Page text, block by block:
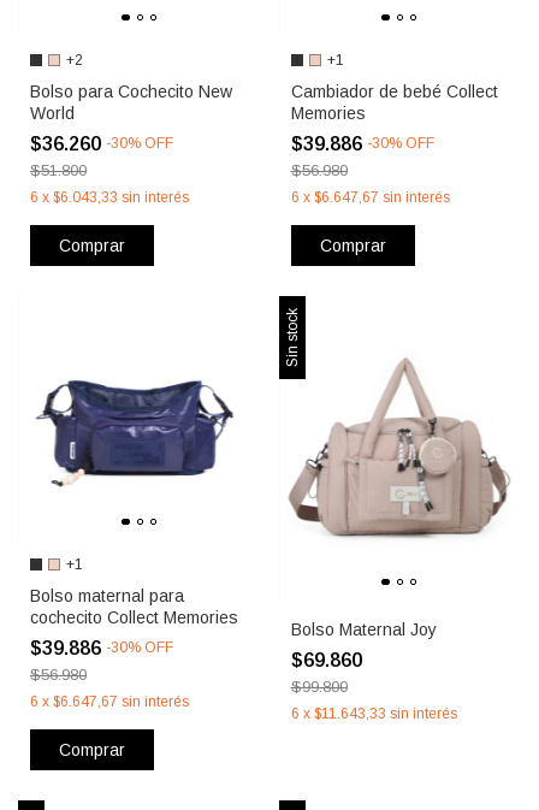
+2
Bolso para Cochecito New
World
$36.260 -30% OFF
$51.800
6 x $6.043,33 sin interés
Comprar
+1
Cambiador de bebé Collect
Memories
$39.886 -30% OFF
$56.980
6 x $6.647,67 sin interés
Comprar
+1
Bolso maternal para
cochecito Collect Memories
$39.886 -30% OFF
$56.980
6 x $6.647,67 sin interés
Comprar
Sin stock
Bolso Maternal Joy
$69.860
$99.800
6 x $11.643,33 sin interés